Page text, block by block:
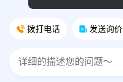
拨打电话 发送询价